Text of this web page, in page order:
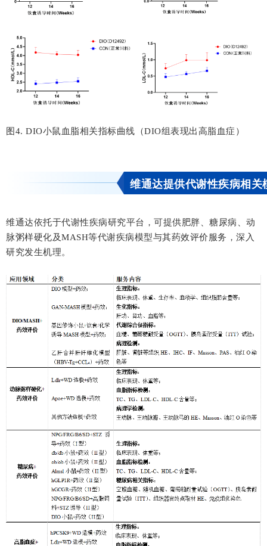
图4. DIO小鼠血脂相关指标曲线（DIO组表现出高脂血症）
维通达提供代谢性疾病相关
维通达依托于代谢性疾病研究平台，可提供肥胖、糖尿病、动
脉粥样硬化及MASH等代谢疾病模型与其药效评价服务，深入
研究发生机理。